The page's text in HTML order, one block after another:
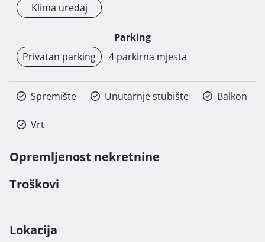
Klima uređaj
Parking
Privatan parking
4 parkirna mjesta
Spremište Unutarnje stubište Balkon
Vrt
Opremljenost nekretnine
Troškovi
Lokacija